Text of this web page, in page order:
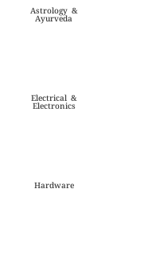
Astrology &
Ayurveda
Electrical &
Electronics
Hardware